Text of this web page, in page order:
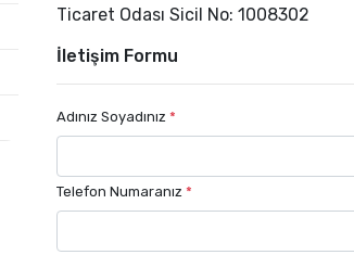
Ticaret Odası Sicil No: 1008302
İletişim Formu
Adınız Soyadınız *
Telefon Numaranız *